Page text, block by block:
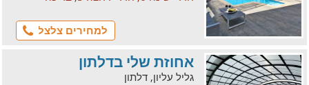
למחירים צלצל
אחוזת שלי בדלתון
גליל עליון, דלתון